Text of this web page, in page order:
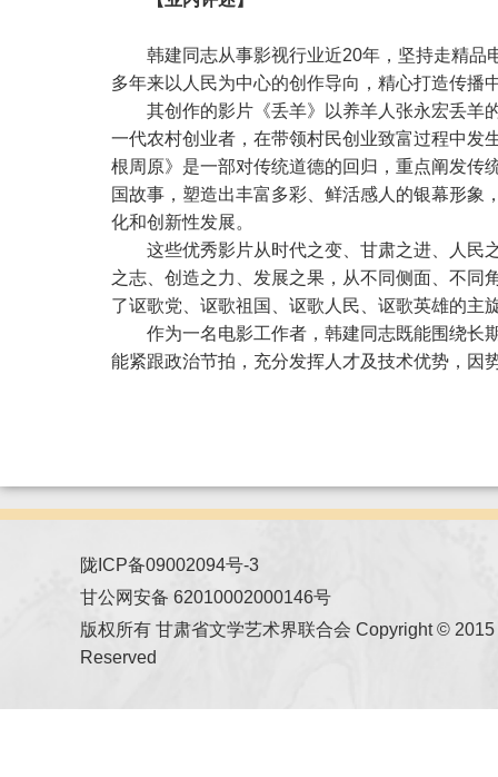
韩建同志从事影视行业近20年，坚持走精品
多年来以人民为中心的创作导向，精心打造传播
其创作的影片《丢羊》以养羊人张永宏丢羊
一代农村创业者，在带领村民创业致富过程中发
根周原》是一部对传统道德的回归，重点阐发传
国故事，塑造出丰富多彩、鲜活感人的银幕形
化和创新性发展。
这些优秀影片从时代之变、甘肃之进、人民
之志、创造之力、发展之果，从不同侧面、不同
了讴歌党、讴歌祖国、讴歌人民、讴歌英雄的主
作为一名电影工作者，韩建同志既能围绕长
能紧跟政治节拍，充分发挥人才及技术优势，因
陇ICP备09002094号-3
甘公网安备 62010002000146号
版权所有 甘肃省文学艺术界联合会 Copyright ©
Reserved